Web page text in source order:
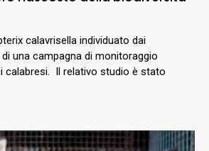
calavrisella individuato dai
una campagna di monitoraggio
calabresi. Il relativo studio è stato